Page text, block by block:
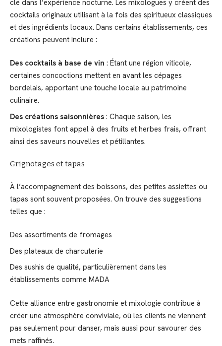
clé dans l’expérience nocturne. Les mixologues y créent des
cocktails originaux utilisant à la fois des spiritueux classiques
et des ingrédients locaux. Dans certains établissements, ces
créations peuvent inclure :
Des cocktails à base de vin : Étant une région viticole,
certaines concoctions mettent en avant les cépages
bordelais, apportant une touche locale au patrimoine
culinaire.
Des créations saisonnières : Chaque saison, les
mixologistes font appel à des fruits et herbes frais, offrant
ainsi des saveurs nouvelles et pétillantes.
Grignotages et tapas
À l’accompagnement des boissons, des petites assiettes ou
tapas sont souvent proposées. On trouve des suggestions
telles que :
Des assortiments de fromages
Des plateaux de charcuterie
Des sushis de qualité, particulièrement dans les
établissements comme MADA
Cette alliance entre gastronomie et mixologie contribue à
créer une atmosphère conviviale, où les clients ne viennent
pas seulement pour danser, mais aussi pour savourer des
mets raffinés.